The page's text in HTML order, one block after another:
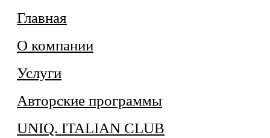
Главная
О компании
Услуги
Авторские программы
UNIQ. ITALIAN CLUB